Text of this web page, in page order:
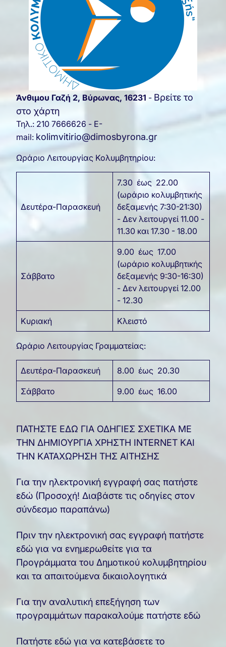
Άνθιμου Γαζή 2, Βύρωνας, 16231 - Βρείτε το
στο χάρτη
Τηλ.: 210 7666626 - E-
mail: kolimvitirio@dimosbyrona.gr
Ωράριο Λειτουργίας Κολυμβητηρίου:
Δευτέρα-Παρασκευή
7.30 έως 22.00
(ωράριο κολυμβητικής
δεξαμενής 7:30-21:30)
- Δεν λειτουργεί 11.00 -
11.30 και 17.30 - 18.00
Σάββατο
9.00 έως 17.00
(ωράριο κολυμβητικής
δεξαμενής 9:30-16:30)
- Δεν λειτουργεί 12.00
- 12.30
Κυριακή Κλειστό
Ωράριο Λειτουργίας Γραμματείας:
Δευτέρα-Παρασκευή 8.00 έως 20.30
Σάββατο 9.00 έως 16.00
ΠΑΤΗΣΤΕ ΕΔΩ ΓΙΑ ΟΔΗΓΙΕΣ ΣΧΕΤΙΚΑ ΜΕ
ΤΗΝ ΔΗΜΙΟΥΡΓΙΑ ΧΡΗΣΤΗ INTERNET ΚΑΙ
ΤΗΝ ΚΑΤΑΧΩΡΗΣΗ ΤΗΣ ΑΙΤΗΣΗΣ
Για την ηλεκτρονική εγγραφή σας πατήστε
εδώ (Προσοχή! Διαβάστε τις οδηγίες στον
σύνδεσμο παραπάνω)
Πριν την ηλεκτρονική σας εγγραφή πατήστε
εδώ για να ενημερωθείτε για τα
Προγράμματα του Δημοτικού κολυμβητηρίου
και τα απαιτούμενα δικαιολογητικά
Για την αναλυτική επεξήγηση των
προγραμμάτων παρακαλούμε πατήστε εδώ
Πατήστε εδώ για να κατεβάσετε το